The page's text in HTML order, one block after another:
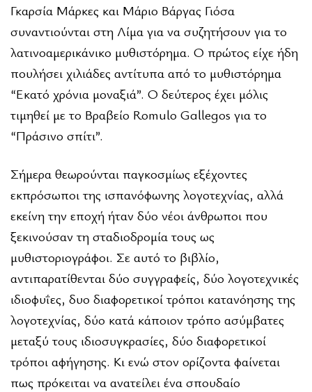
Γκαρσία Μάρκες και Μάριο Βάργας Γιόσα
συναντιούνται στη Λίμα για να συζητήσουν για το
λατινοαμερικάνικο μυθιστόρημα. Ο πρώτος είχε ήδη
πουλήσει χιλιάδες αντίτυπα από το μυθιστόρημα
“Εκατό χρόνια μοναξιά”. Ο δεύτερος έχει μόλις
τιμηθεί με το Βραβείο Romulo Gallegos για το
“Πράσινο σπίτι”.
Σήμερα θεωρούνται παγκοσμίως εξέχοντες
εκπρόσωποι της ισπανόφωνης λογοτεχνίας, αλλά
εκείνη την εποχή ήταν δύο νέοι άνθρωποι που
ξεκινούσαν τη σταδιοδρομία τους ως
μυθιστοριογράφοι. Σε αυτό το βιβλίο,
αντιπαρατίθενται δύο συγγραφείς, δύο λογοτεχνικές
ιδιοφυΐες, δυο διαφορετικοί τρόποι κατανόησης της
λογοτεχνίας, δύο κατά κάποιον τρόπο ασύμβατες
μεταξύ τους ιδιοσυγκρασίες, δύο διαφορετικοί
τρόποι αφήγησης. Κι ενώ στον ορίζοντα φαίνεται
πως πρόκειται να ανατείλει ένα σπουδαίο